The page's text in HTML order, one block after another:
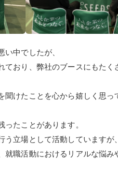
い中でしたが、
ており、弊社のブースにもた
けたことを心から嬉しく思っ
たことがあります。
立場として活動していますが、
就職活動におけるリアルな悩